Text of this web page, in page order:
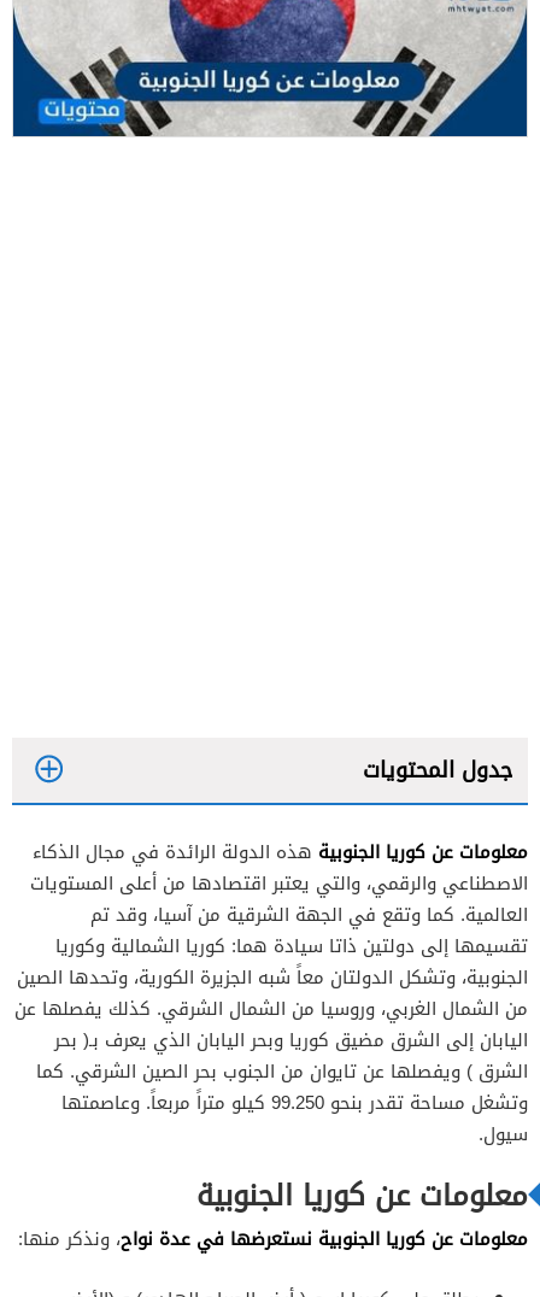
جدول المحتويات
معلومات عن كوريا الجنوبية هذه الدولة الرائدة في مجال الذكاء
الاصطناعي والرقمي، والتي يعتبر اقتصادها من أعلى المستويات
العالمية. كما وتقع في الجهة الشرقية من آسيا، وقد تم
تقسيمها إلى دولتين ذاتا سيادة هما: كوريا الشمالية وكوريا
الجنوبية، وتشكل الدولتان معاً شبه الجزيرة الكورية، وتحدها الصين
من الشمال الغربي، وروسيا من الشمال الشرقي. كذلك يفصلها عن
اليابان إلى الشرق مضيق كوريا وبحر اليابان الذي يعرف بـ( بحر
الشرق ) ويفصلها عن تايوان من الجنوب بحر الصين الشرقي. كما
وتشغل مساحة تقدر بنحو 99.250 كيلو متراً مربعاً. وعاصمتها
سيول.
معلومات عن كوريا الجنوبية
معلومات عن كوريا الجنوبية نستعرضها في عدة نواح، ونذكر منها: